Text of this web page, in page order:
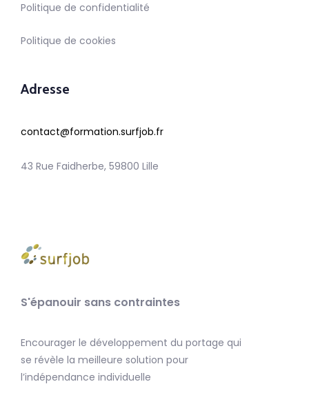
Politique de confidentialité
Politique de cookies
Adresse
contact@formation.surfjob.fr
43 Rue Faidherbe, 59800 Lille
S'épanouir sans contraintes
Encourager le développement du portage qui
se révèle la meilleure solution pour
l’indépendance individuelle